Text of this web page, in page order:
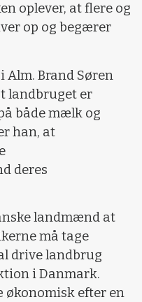
oplever, at flere og
op og begærer
Brand Søren
landbruget er
både mælk og
han, at
deres
landmænd at
må tage
drive landbrug
i Danmark.
efter en